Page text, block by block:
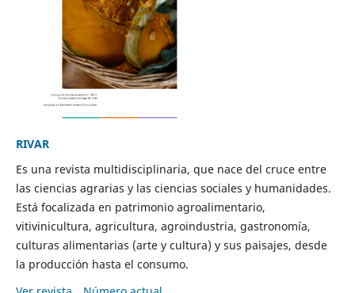
RIVAR
Es una revista multidisciplinaria, que nace del cruce entre
las ciencias agrarias y las ciencias sociales y humanidades.
Está focalizada en patrimonio agroalimentario,
vitivinicultura, agricultura, agroindustria, gastronomía,
culturas alimentarias (arte y cultura) y sus paisajes, desde
la producción hasta el consumo.